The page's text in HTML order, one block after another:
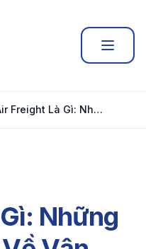
Air Freight Là Gì: Những Điều Cần Biết Về Vận Chuyển Hàng Không
Những